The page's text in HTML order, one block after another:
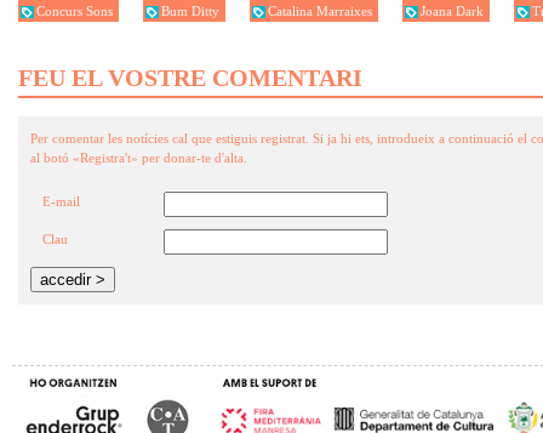
Concurs Sons Bum Ditty Catalina Marraixes Joana Dark
FEU EL VOSTRE COMENTARI
Per comentar les notícies cal que estiguis registrat. Si ja hi ets, introdueix a continuació el
al botó «Registra't» per donar-te d'alta.
E-mail
Clau